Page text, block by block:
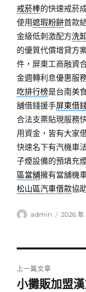
戒菸棒的快速戒菸
使用遮瑕粉餅首款
金級低刺激配方洗
的優質代償增貸方
件，屏東工商融資
金週轉利息優惠服
吃排行榜是台南美
舖借錢援手屏東借
合法支票貼現服務
用資金，皆有大家
快速名下有汽機車
子煙設備的預填充
區當舖擁有當舖機
松山區汽車借款協
作
admin
發
2026 年
章
上一篇文章
上
小攤販加盟